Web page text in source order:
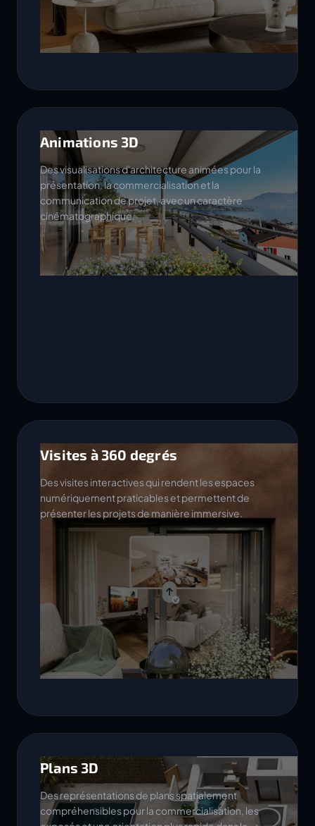
Animations 3D
Des visualisations d'architecture animées pour la
présentation, la commercialisation et la
communication de projet, avec un caractère
cinématographique.
Visites à 360 degrés
Des visites interactives qui rendent les espaces
numériquement praticables et permettent de
présenter les projets de manière immersive.
Plans 3D
Des représentations de plans spatialement
compréhensibles pour la commercialisation, les